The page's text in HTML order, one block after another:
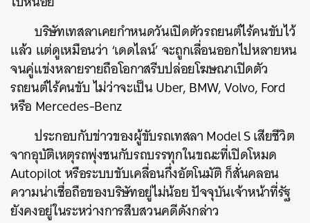
บริษัทเทสลาเคยกำหนดวันเปิดตัวรถยนต์ไร้คนขับไว้
แล้ว แต่ดูเหมือนว่า ‘เดดไลน์’ จะถูกเลื่อนออกไปหลายหน
จนคู่แข่งหลายรายถือโอกาสรีบปล่อยโฆษณาเปิดตัว
รถยนต์ไร้คนขับ ไม่ว่าจะเป็น Uber, BMW, Volvo, Ford
หรือ Mercedes-Benz
ประกอบกับข่าวของผู้ขับรถเทสลา Model S เสียชีวิต
จากอุบัติเหตุรถพุ่งชนกับรถบรรทุกในขณะที่เปิดโหมด
Autopilot หรือระบบขับเคลื่อนกึ่งอัตโนมัติ ก็สั่นคลอน
ความน่าเชื่อถือของบริษัทอยู่ไม่น้อย ปัจจุบันเจ้าหน้าที่รัฐ
ยังคงอยู่ในระหว่างการสืบสวนคดีดังกล่าว
SHARE TWEET LINE EMAIL